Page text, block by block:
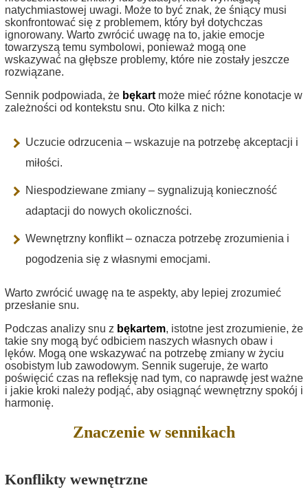
natychmiastowej uwagi. Może to być znak, że śniący musi
skonfrontować się z problemem, który był dotychczas
ignorowany. Warto zwrócić uwagę na to, jakie emocje
towarzyszą temu symbolowi, ponieważ mogą one
wskazywać na głębsze problemy, które nie zostały jeszcze
rozwiązane.
Sennik podpowiada, że bękart może mieć różne konotacje w
zależności od kontekstu snu. Oto kilka z nich:
Uczucie odrzucenia – wskazuje na potrzebę akceptacji i
miłości.
Niespodziewane zmiany – sygnalizują konieczność
adaptacji do nowych okoliczności.
Wewnętrzny konflikt – oznacza potrzebę zrozumienia i
pogodzenia się z własnymi emocjami.
Warto zwrócić uwagę na te aspekty, aby lepiej zrozumieć
przesłanie snu.
Podczas analizy snu z bękartem, istotne jest zrozumienie, że
takie sny mogą być odbiciem naszych własnych obaw i
lęków. Mogą one wskazywać na potrzebę zmiany w życiu
osobistym lub zawodowym. Sennik sugeruje, że warto
poświęcić czas na refleksję nad tym, co naprawdę jest ważne
i jakie kroki należy podjąć, aby osiągnąć wewnętrzny spokój i
harmonię.
Znaczenie w sennikach
Konflikty wewnętrzne